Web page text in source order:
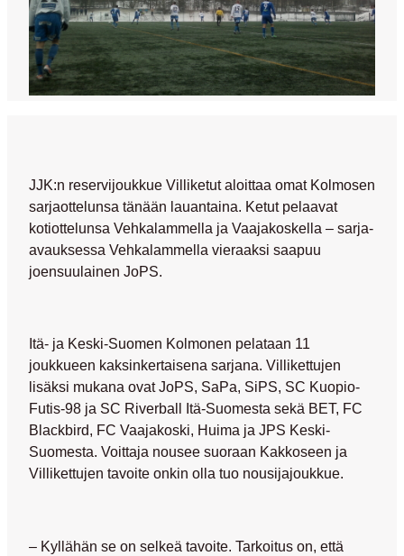
JJK:n reservijoukkue Villiketut aloittaa omat Kolmosen
sarjaottelunsa tänään lauantaina. Ketut pelaavat
kotiottelunsa Vehkalammella ja Vaajakoskella – sarja-
avauksessa Vehkalammella vieraaksi saapuu
joensuulainen JoPS.
Itä- ja Keski-Suomen Kolmonen pelataan 11
joukkueen kaksinkertaisena sarjana. Villikettujen
lisäksi mukana ovat JoPS, SaPa, SiPS, SC Kuopio-
Futis-98 ja SC Riverball Itä-Suomesta sekä BET, FC
Blackbird, FC Vaajakoski, Huima ja JPS Keski-
Suomesta. Voittaja nousee suoraan Kakkoseen ja
Villikettujen tavoite onkin olla tuo nousijajoukkue.
– Kyllähän se on selkeä tavoite. Tarkoitus on, että